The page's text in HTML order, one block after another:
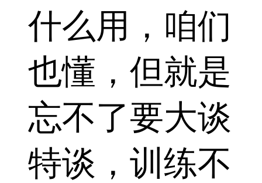
什么用，咱们
也懂，但就是
忘不了要大谈
特谈，训练不